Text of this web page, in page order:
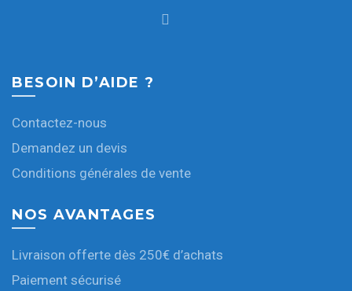
BESOIN D’AIDE ?
Contactez-nous
Demandez un devis
Conditions générales de vente
NOS AVANTAGES
Livraison offerte dès 250€ d’achats
Paiement sécurisé